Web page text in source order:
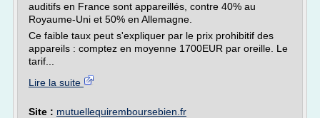
auditifs en France sont appareillés, contre 40% au
Royaume-Uni et 50% en Allemagne.
Ce faible taux peut s'expliquer par le prix prohibitif des
appareils : comptez en moyenne 1700EUR par oreille. Le
tarif...
Lire la suite
Site : mutuellequiremboursebien.fr